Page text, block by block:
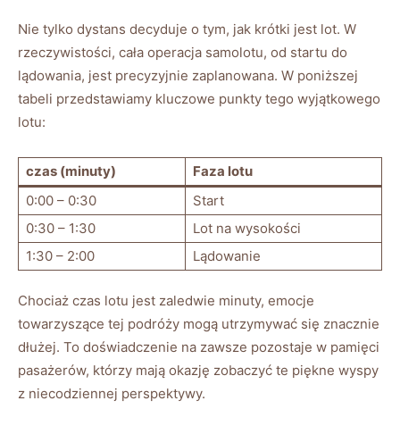
Nie tylko dystans decyduje o tym, jak krótki jest lot. W
rzeczywistości, cała operacja samolotu, od startu do
lądowania, jest precyzyjnie zaplanowana. W poniższej
tabeli przedstawiamy kluczowe punkty tego wyjątkowego
lotu:
czas (minuty)
Faza lotu
0:00 – 0:30
Start
0:30 – 1:30
Lot na wysokości
1:30 – 2:00
Lądowanie
Chociaż czas lotu jest zaledwie minuty, emocje
towarzyszące tej podróży mogą utrzymywać się znacznie
dłużej. To doświadczenie na zawsze pozostaje w pamięci
pasażerów, którzy mają okazję zobaczyć te piękne wyspy
z niecodziennej perspektywy.